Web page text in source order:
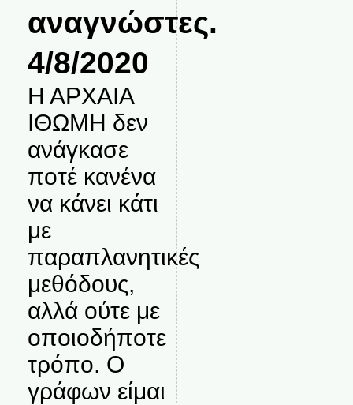
αναγνώστες.
4/8/2020
Η ΑΡΧΑΙΑ
ΙΘΩΜΗ δεν
ανάγκασε
ποτέ κανένα
να κάνει κάτι
με
παραπλανητικές
μεθόδους,
αλλά ούτε με
οποιοδήποτε
τρόπο. Ο
γράφων είμαι